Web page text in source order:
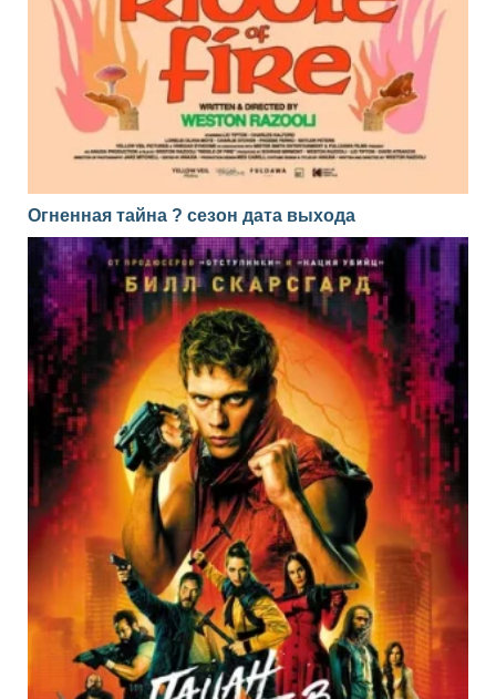
Огненная тайна ? сезон дата выхода